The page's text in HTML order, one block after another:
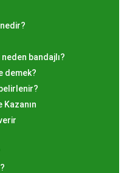
bir hayır lokması
Dikkat
daha özel
Edin:
bandajlı?
demek?
Kazanın